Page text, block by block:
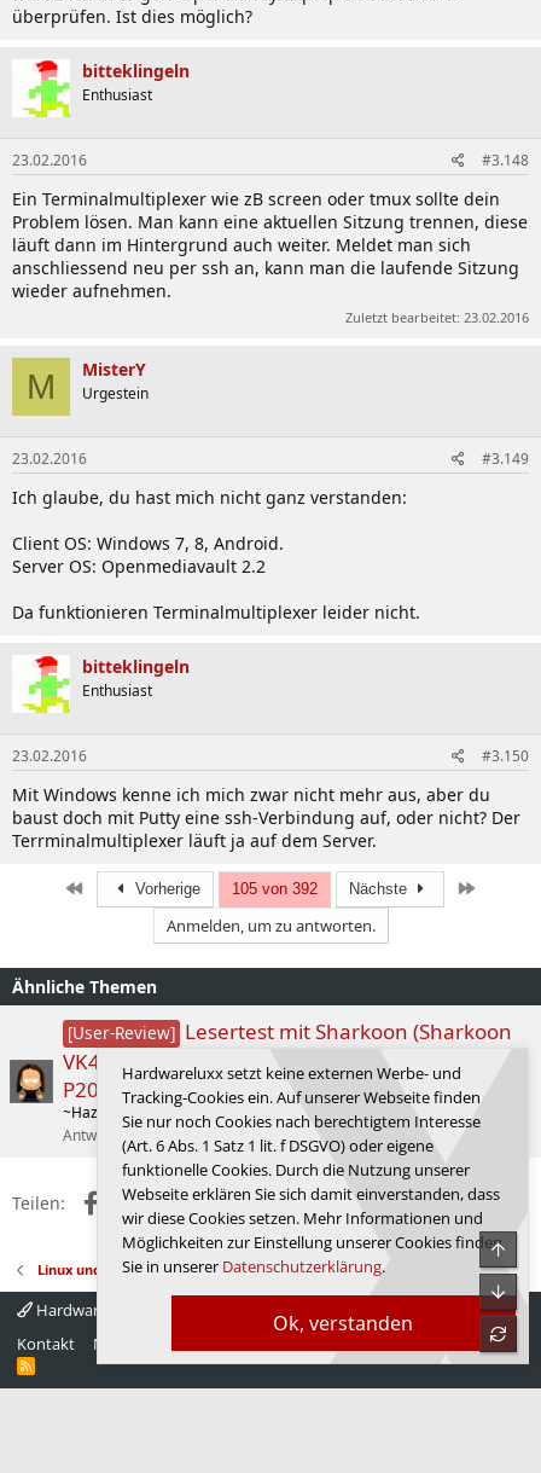
überprüfen. Ist dies möglich?
bitteklingeln
Enthusiast
23.02.2016 #3.148
Ein Terminalmultiplexer wie zB screen oder tmux sollte dein
Problem lösen. Man kann eine aktuellen Sitzung trennen, diese
läuft dann im Hintergrund auch weiter. Meldet man sich
anschliessend neu per ssh an, kann man die laufende Sitzung
wieder aufnehmen.
Zuletzt bearbeitet: 23.02.2016
M MisterY
Urgestein
23.02.2016 #3.149
Ich glaube, du hast mich nicht ganz verstanden:
Client OS: Windows 7, 8, Android.
Server OS: Openmediavault 2.2
Da funktionieren Terminalmultiplexer leider nicht.
bitteklingeln
Enthusiast
23.02.2016 #3.150
Mit Windows kenne ich mich zwar nicht mehr aus, aber du
baust doch mit Putty eine ssh-Verbindung auf, oder nicht? Der
Terrminalmultiplexer läuft ja auf dem Server.
Erste Vorherige 105 von 392 Nächste
Anmelden, um zu antworten.
Ähnliche Themen
[User-Review] Lesertest mit Sharkoon (Sharkoon
VK4 ARGB, Sharkoon A40 RGB, Sharkoon Rebel
P20 750W)
~HazZarD~
Gehäuse
Antworten
17.12.2025 ~HazZarD~
Teilen: FacebookX (Twitter)
RedditWhatsApp
E-MailLink
Linux und andere freie Betriebssysteme
Hardwareluxx 4.0
Kontakt
Nutzungsbedingungen Startseite
R
Ok, verstanden
Hardwareluxx setzt keine externen Werbe- und
Tracking-Cookies ein. Auf unserer Webseite finden
Sie nur noch Cookies nach berechtigtem Interesse
(Art. 6 Abs. 1 Satz 1 lit. f DSGVO) oder eigene
funktionelle Cookies. Durch die Nutzung unserer
Webseite erklären Sie sich damit einverstanden, dass
wir diese Cookies setzen. Mehr Informationen und
Möglichkeiten zur Einstellung unserer Cookies finden
Sie in unserer Datenschutzerklärung.